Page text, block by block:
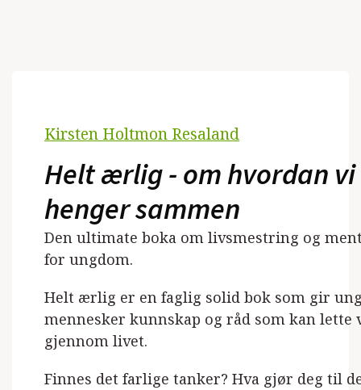
Kirsten Holtmon Resaland
Helt ærlig - om hvordan vi
henger sammen
Den ultimate boka om livsmestring og
for ungdom.
Helt ærlig er en faglig solid bok som gir
mennesker kunnskap og råd som kan lette
gjennom livet.
Finnes det farlige tanker? Hva gjør deg til